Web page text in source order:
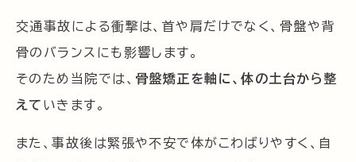
交通事故による衝撃は、首や肩だけでなく、骨盤や背
骨のバランスにも影響します。
そのため当院では、 骨盤矯正を軸に、体の土台から整
えて いきます。
また、事故後は緊張や不安で体がこわばりやすく、自